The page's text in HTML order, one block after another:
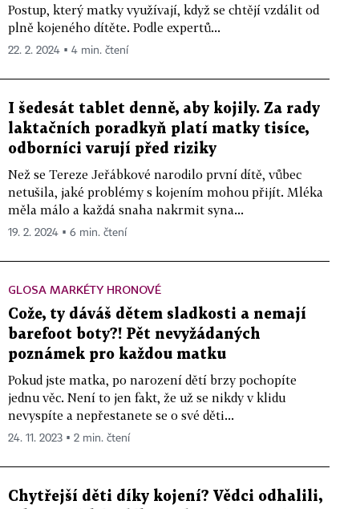
Postup, který matky využívají, když se chtějí vzdálit od
plně kojeného dítěte. Podle expertů...
22. 2. 2024 ▪ 4 min. čtení
I šedesát tablet denně, aby kojily. Za rady
laktačních poradkyň platí matky tisíce,
odborníci varují před riziky
Než se Tereze Jeřábkové narodilo první dítě, vůbec
netušila, jaké problémy s kojením mohou přijít. Mléka
měla málo a každá snaha nakrmit syna...
19. 2. 2024 ▪ 6 min. čtení
GLOSA MARKÉTY HRONOVÉ
Cože, ty dáváš dětem sladkosti a nemají
barefoot boty?! Pět nevyžádaných
poznámek pro každou matku
Pokud jste matka, po narození dětí brzy pochopíte
jednu věc. Není to jen fakt, že už se nikdy v klidu
nevyspíte a nepřestanete se o své děti...
24. 11. 2023 ▪ 2 min. čtení
Chytřejší děti díky kojení? Vědci odhalili,